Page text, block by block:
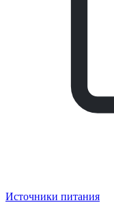
Источники питания